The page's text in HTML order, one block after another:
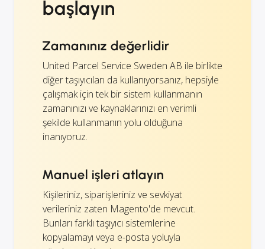
başlayın
Zamanınız değerlidir
United Parcel Service Sweden AB ile birlikte
diğer taşıyıcıları da kullanıyorsanız, hepsiyle
çalışmak için tek bir sistem kullanmanın
zamanınızı ve kaynaklarınızı en verimli
şekilde kullanmanın yolu olduğuna
inanıyoruz.
Manuel işleri atlayın
Kişileriniz, siparişleriniz ve sevkiyat
verileriniz zaten Magento'de mevcut.
Bunları farklı taşıyıcı sistemlerine
kopyalamayı veya e-posta yoluyla